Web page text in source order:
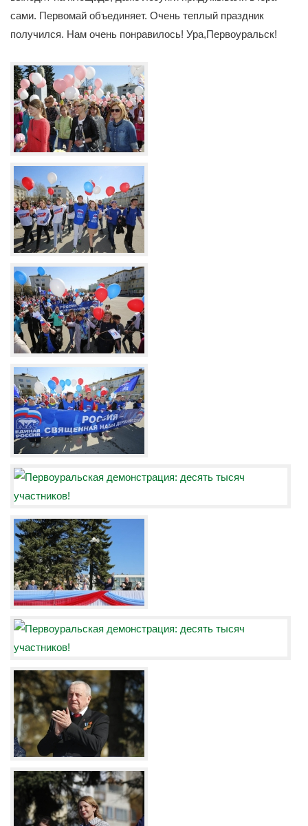
сами. Первомай объединяет. Очень теплый праздник
получился. Нам очень понравилось! Ура,Первоуральск!